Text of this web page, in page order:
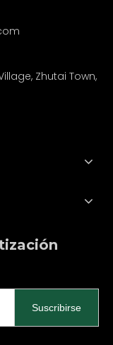
Zhutai Town,
Suscribirse